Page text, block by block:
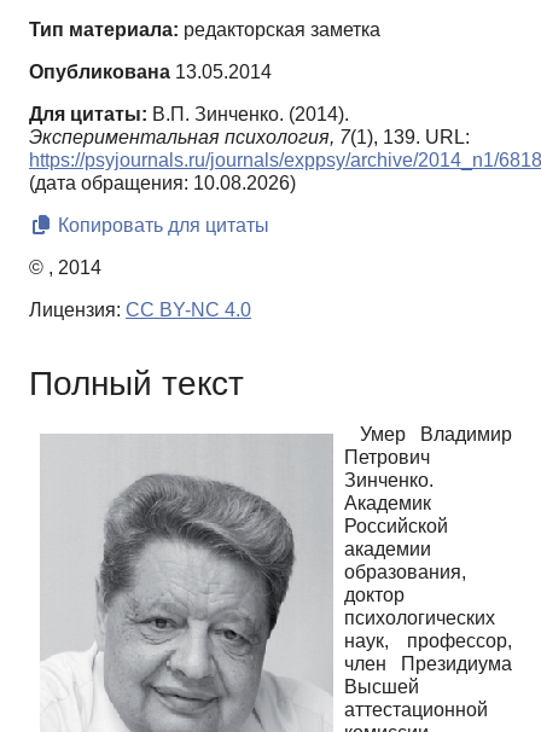
Тип материала: редакторская заметка
Опубликована 13.05.2014
Для цитаты: В.П. Зинченко. (2014).
Экспериментальная психология, 7(1), 139. URL:
https://psyjournals.ru/journals/exppsy/archive/2014_n1/
(дата обращения: 10.08.2026)
Копировать для цитаты
© , 2014
Лицензия: CC BY-NC 4.0
Полный текст
Умер Владимир
Петрович
Зинченко.
Академик
Российской
академии
образования,
доктор
психологических
наук, профессор,
член Президиума
Высшей
аттестационной